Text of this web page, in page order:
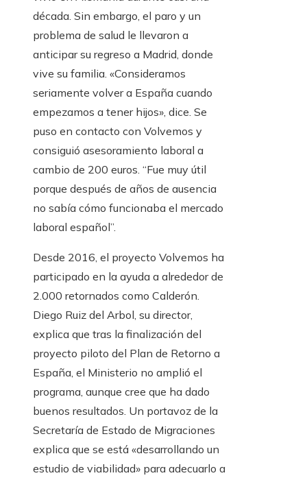
década. Sin embargo, el paro y un
problema de salud le llevaron a
anticipar su regreso a Madrid, donde
vive su familia. «Consideramos
seriamente volver a España cuando
empezamos a tener hijos», dice. Se
puso en contacto con Volvemos y
consiguió asesoramiento laboral a
cambio de 200 euros. “Fue muy útil
porque después de años de ausencia
no sabía cómo funcionaba el mercado
laboral español”.
Desde 2016, el proyecto Volvemos ha
participado en la ayuda a alrededor de
2.000 retornados como Calderón.
Diego Ruiz del Arbol, su director,
explica que tras la finalización del
proyecto piloto del Plan de Retorno a
España, el Ministerio no amplió el
programa, aunque cree que ha dado
buenos resultados. Un portavoz de la
Secretaría de Estado de Migraciones
explica que se está «desarrollando un
estudio de viabilidad» para adecuarlo a